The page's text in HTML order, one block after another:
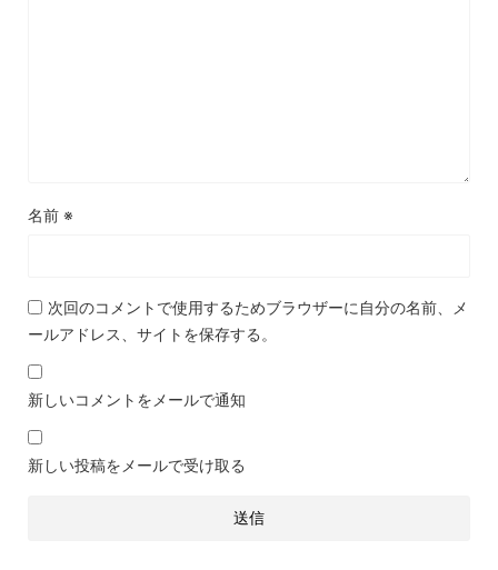
名前 ※
次回のコメントで使用するためブラウザーに自分の名前、メ
ールアドレス、サイトを保存する。
新しいコメントをメールで通知
新しい投稿をメールで受け取る